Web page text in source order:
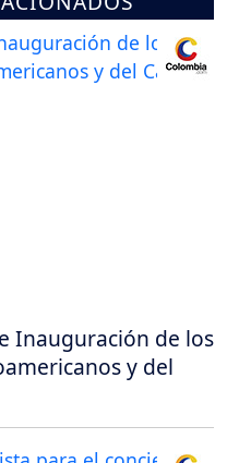
Inauguración de los
y del